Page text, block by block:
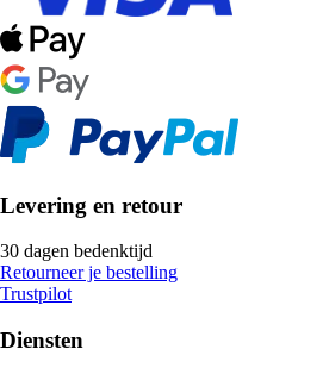
Levering en retour
30 dagen bedenktijd
Retourneer je bestelling
Trustpilot
Diensten